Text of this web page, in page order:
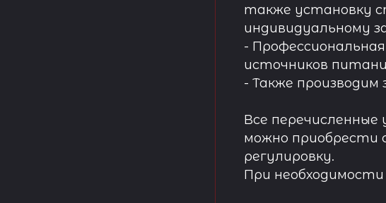
также установку
индивидуальному
-
источников
- Также производим
Все
можно приобрести
регулировку.
При